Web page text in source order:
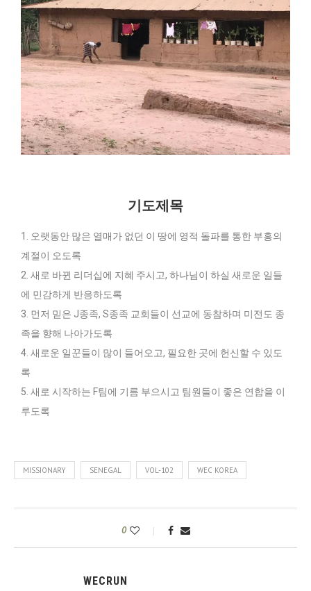
기도제목
1. 오랫동안 많은 열매가 없던 이 땅에 영적 돌파를 통한 부흥의
계절이 오도록
2. 새로 바뀐 리더십에 지혜 주시고, 하나님이 하실 새로운 일들
에 민감하게 반응하도록
3. 먼저 믿은 J종족, S종족 교회들이 선교에 동참하며 미전도 종
족을 향해 나아가도록
4. 새로운 일꾼들이 많이 들어오고, 필요한 곳에 헌신할 수 있도
록
5. 새로 시작하는 F팀에 기름 부으시고 팀원들이 좋은 연합을 이
루도록
MISSIONARY SENEGAL VOL-102 WEC KOREA
0
WECRUN